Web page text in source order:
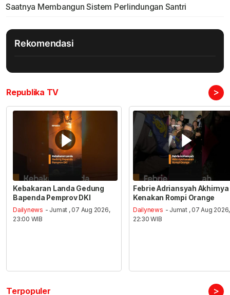
Saatnya Membangun Sistem Perlindungan Santri
Rekomendasi
Republika TV >
Kebakaran Landa Gedung
Bapenda Pemprov DKI
Dailynews - Jumat , 07 Aug 2026,
23:00 WIB
Febrie Adriansyah Akhirnya
Kenakan Rompi Orange
Dailynews - Jumat , 07 Aug 2026,
22:30 WIB
Terpopuler >